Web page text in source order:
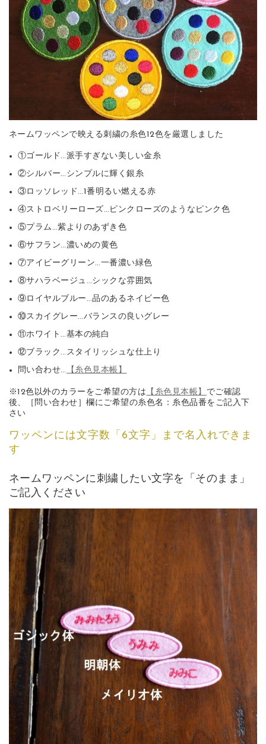
ネームワッペンで映える刺繍の糸色12色を厳選しました
①ゴールド…派手すぎない美しい金糸
②シルバー…シンプルに輝く銀糸
③ロッソレッド…1番明るい燃える赤
④ストロベリーローズ…ピンクローズのようなピンク色
⑤プラム…紫よりのあずき色
⑥サフラン…濃いめの黄色
⑦アイビーグリーン…一番濃い緑色
⑧サハラベージュ…シックな雰囲気
⑨ロイヤルブルー…品のあるネイビー色
⑩スカイグレー…バランスの良いグレー
⑪ホワイト…基本の純白
⑫ブラック…スタイリッシュな仕上り
問い合わせ…
【糸色見本帳】
※12色以外のカラーをご希望の方は 【糸色見本帳】 でご確認
後、［問い合わせ］欄にご希望の糸色名：糸色品番をご記入下
さい
ワッペンには文字数「6文字」まで名入れできま
す
ネームワッペンに刺繍したい文字を「そのまま」
ご記入ください